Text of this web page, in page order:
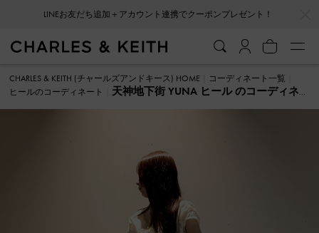
LINEお友だち追加＋アカウント連携でクーポンプレゼント！
会員登録＋ニュースレター登録で10%OFFクーポンプレゼント！
CHARLES & KEITH (チャールズアンドキース) HOME
コーディネート一覧
ヒールのコーディネート
天神地下街 YUNA ヒール のコーディネ